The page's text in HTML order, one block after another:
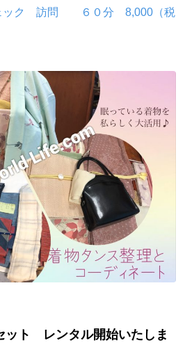
ェック 訪問 ６０分 8,000（税
ット レンタル開始いたしま